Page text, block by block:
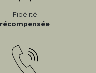
Fidélité
récompensée